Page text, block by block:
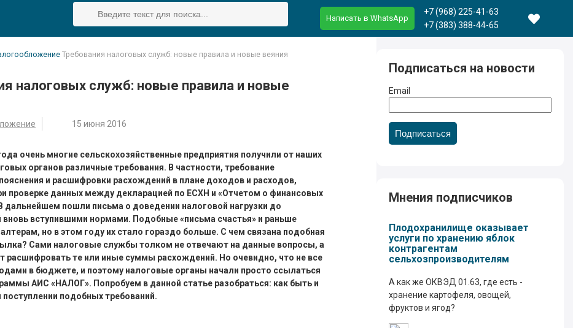
Написать в WhatsApp
+7 (968) 225-41-63
+7 (383) 388-44-65
Требования налоговых служб: новые правила и новые веяния
налоговых служб: новые правила и новые
15 июня 2016
очень многие сельскохозяйственные предприятия получили от наших
органов различные требования. В частности, требование
и расшифровки расхождений в плане доходов и расходов,
проверке данных между декларацией по ЕСХН и «Отчетом о финансовых
дальнейшем пошли письма о доведении налоговой нагрузки до
вновь вступившими нормами. Подобные «письма счастья» и раньше
но в этом году их стало гораздо больше. С чем связана подобная
Сами налоговые службы толком не отвечают на данные вопросы, а
расшифровать те или иные суммы расхождений. Но очевидно, что не все
в бюджете, и поэтому налоговые органы начали просто ссылаться
АИС «НАЛОГ». Попробуем в данной статье разобраться: как быть и
поступлении подобных требований.
Подписаться на новости
Email
Подписаться
Мнения подписчиков
Плодохранилище оказывает
услуги по хранению яблок
контрагентам
сельхозпроизводителям
А как же ОКВЭД 01.63, где есть -
хранение картофеля, овощей,
фруктов и ягод?